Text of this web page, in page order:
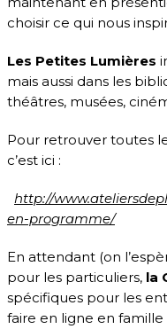
choisir ce qui nous
Les Petites Lumières
mais aussi dans les
théâtres, musées,
Pour retrouver toutes
c’est ici :
http://
en-programme/
En attendant (on
pour les particuliers, la
spécifiques pour les
faire en ligne en famille